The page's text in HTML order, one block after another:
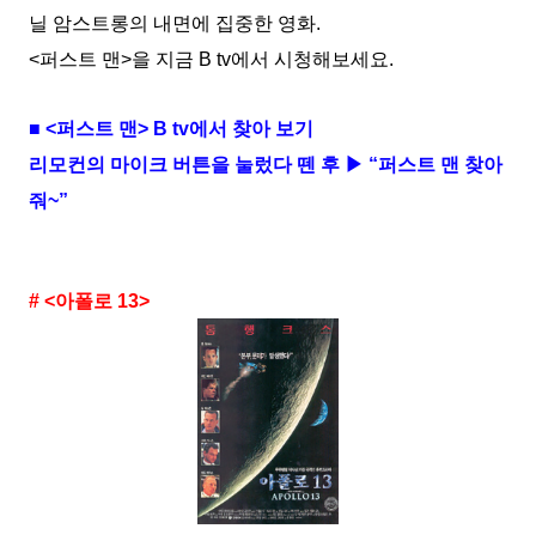
닐 암스트롱의 내면에 집중한 영화.
<퍼스트 맨>을 지금 B tv에서 시청해보세요.
■ <퍼스트 맨> B tv에서 찾아 보기
리모컨의 마이크 버튼을 눌렀다 뗀 후 ▶ “퍼스트 맨 찾아
줘~”
# <아폴로 13>